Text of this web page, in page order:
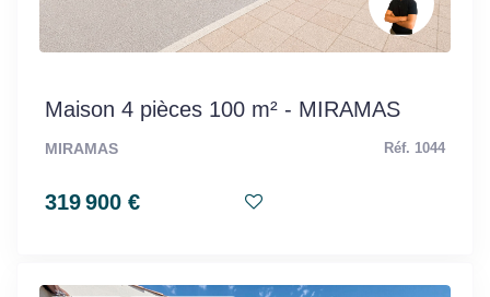
Maison 4 pièces 100 m² - MIRAMAS
MIRAMAS Réf. 1044
319 900 €